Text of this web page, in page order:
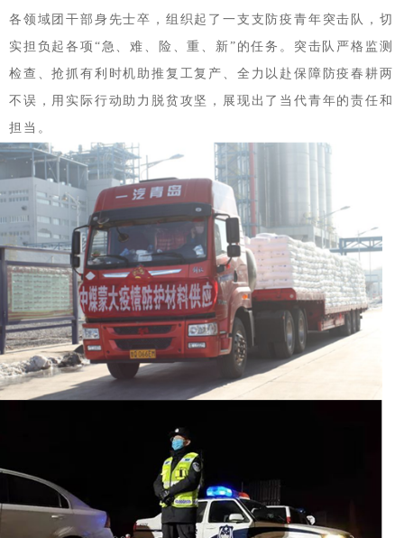
各领域团干部身先士卒，组织起了一支支防疫青年突击队，切
实担负起各项“急、难、险、重、新”的任务。突击队严格监测
检查、抢抓有利时机助推复工复产、全力以赴保障防疫春耕两
不误，用实际行动助力脱贫攻坚，展现出了当代青年的责任和
担当。